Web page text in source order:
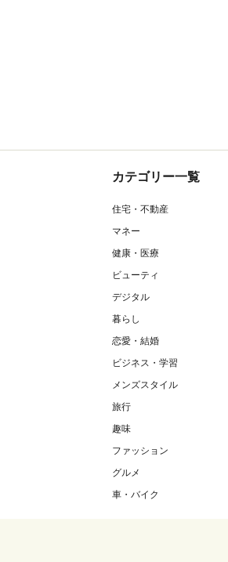
カテゴリー一覧
住宅・不動産
マネー
健康・医療
ビューティ
デジタル
暮らし
恋愛・結婚
ビジネス・学習
メンズスタイル
旅行
趣味
ファッション
グルメ
車・バイク